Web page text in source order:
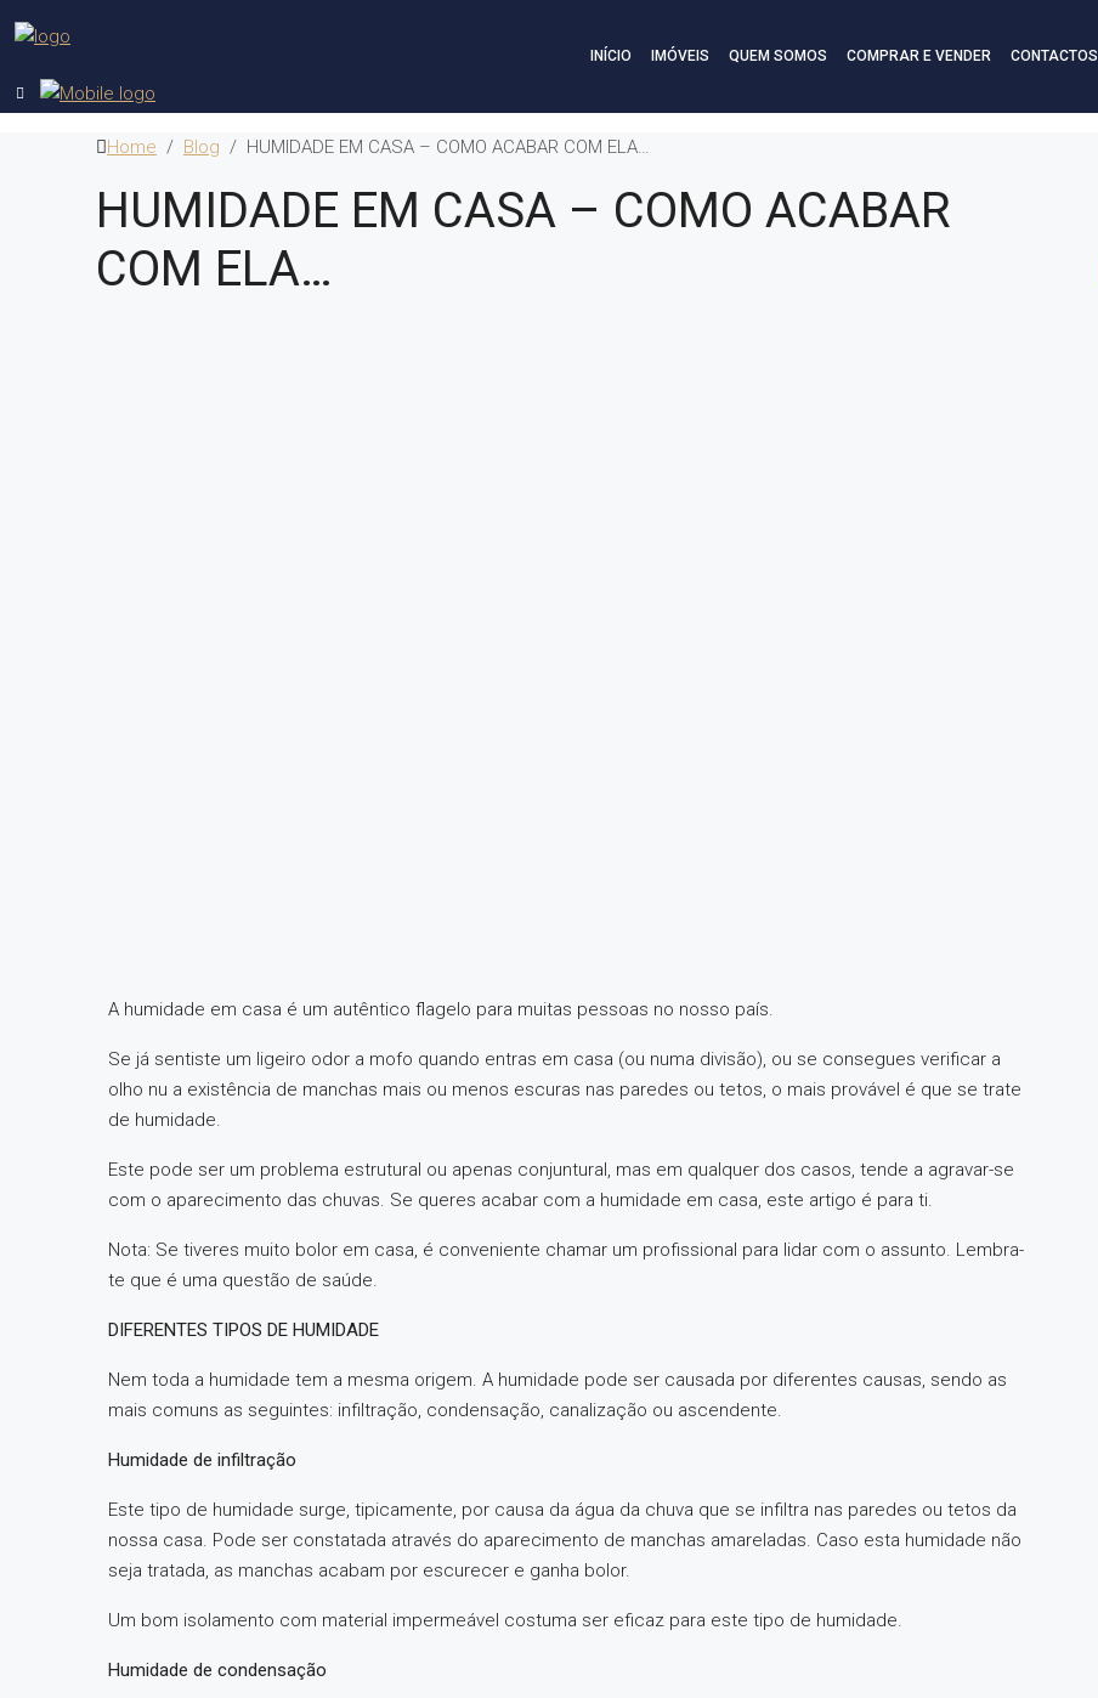
INÍCIO IMÓVEIS QUEM SOMOS COMPRAR E VENDER CONTACTOS
Home Blog HUMIDADE EM CASA – COMO ACABAR COM ELA…
HUMIDADE EM CASA – COMO ACABAR
COM ELA…
A humidade em casa é um autêntico flagelo para muitas pessoas no nosso país.
Se já sentiste um ligeiro odor a mofo quando entras em casa (ou numa divisão), ou se consegues verificar a
olho nu a existência de manchas mais ou menos escuras nas paredes ou tetos, o mais provável é que se trate
de humidade.
Este pode ser um problema estrutural ou apenas conjuntural, mas em qualquer dos casos, tende a agravar-se
com o aparecimento das chuvas. Se queres acabar com a humidade em casa, este artigo é para ti.
Nota: Se tiveres muito bolor em casa, é conveniente chamar um profissional para lidar com o assunto. Lembra-
te que é uma questão de saúde.
DIFERENTES TIPOS DE HUMIDADE
Nem toda a humidade tem a mesma origem. A humidade pode ser causada por diferentes causas, sendo as
mais comuns as seguintes: infiltração, condensação, canalização ou ascendente.
Humidade de infiltração
Este tipo de humidade surge, tipicamente, por causa da água da chuva que se infiltra nas paredes ou tetos da
nossa casa. Pode ser constatada através do aparecimento de manchas amareladas. Caso esta humidade não
seja tratada, as manchas acabam por escurecer e ganha bolor.
Um bom isolamento com material impermeável costuma ser eficaz para este tipo de humidade.
Humidade de condensação